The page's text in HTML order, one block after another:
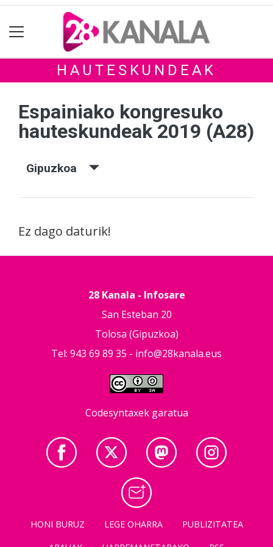
HAUTESKUNDEAK
Espainiako kongresuko
hauteskundeak 2019 (A28)
Gipuzkoa
Ez dago daturik!
28 Kanala - Infosare
San Esteban 20
Tolosa (Gipuzkoa)
Tel: 943 69 89 35 - info@28kanala.eus
Codesyntaxek garatua
HONI BURUZ LEGE OHARRA
PUBLIZITATEA